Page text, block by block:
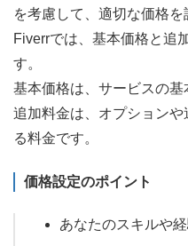
を考慮して、適切な価格を
Fiverrでは、基本価格と追
す。
基本価格は、サービスの基
追加料金は、オプション
る料金です。
価格設定のポイント
あなたのスキルや